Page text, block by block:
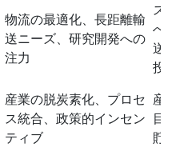
物流の最適化、長距離輸
送ニーズ、研究開発への
注力
ス
へ
送
投
産業の脱炭素化、プロセ
ス統合、政策的インセン
ティブ
産
目
貯